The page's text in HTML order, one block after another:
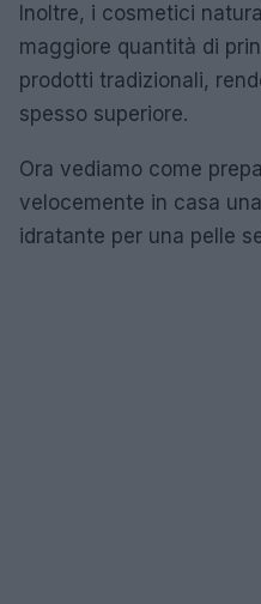
Inoltre, i cosmetici
maggiore quantità di
prodotti tradizionali,
spesso superiore.
Ora vediamo come
velocemente in casa
idratante per una pelle